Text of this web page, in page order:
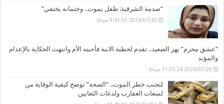
“صدمة الشرقية: طفل يموت.. وجثمانه يختفي”
2026/07/30 9:41:55 صباحًا
“عشق محرم” يهز الصعيد.. تقدم لخطبة الابنة فأحبته الأم وانتهت الحكاية بالإعدام
والمؤبد
2026/07/20 11:25:24 صباحًا
لتجنب خطر الموت.. “الصحة” توضح كيفية الوقاية من
لسعات العقارب ولدغات الثعابين